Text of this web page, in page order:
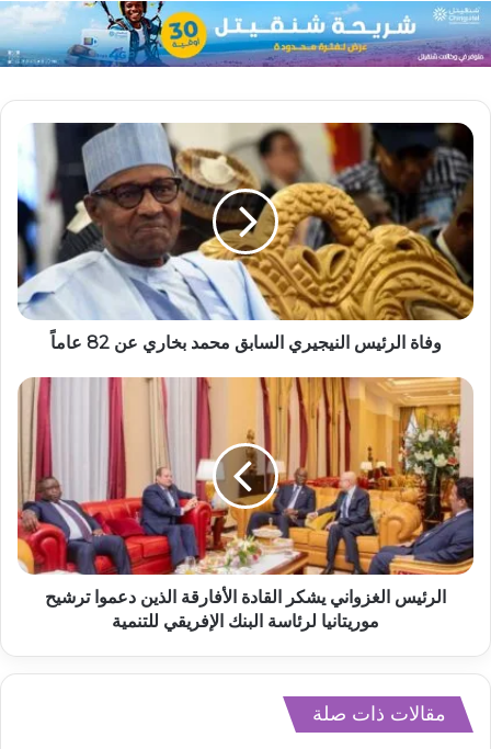
وفاة الرئيس النيجيري السابق محمد بخاري عن 82 عاماً
الرئيس الغزواني يشكر القادة الأفارقة الذين دعموا ترشيح
موريتانيا لرئاسة البنك الإفريقي للتنمية
مقالات ذات صلة